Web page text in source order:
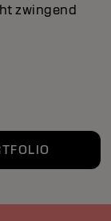
zwingend